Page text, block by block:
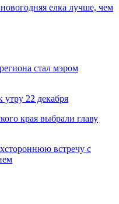
елка лучше, чем
стал мэром
22 декабря
края выбрали главу
встречу с